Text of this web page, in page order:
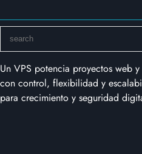
a
r
c
h
Un VPS potencia proyectos web y
con control, flexibilidad y
para crecimiento y seguridad